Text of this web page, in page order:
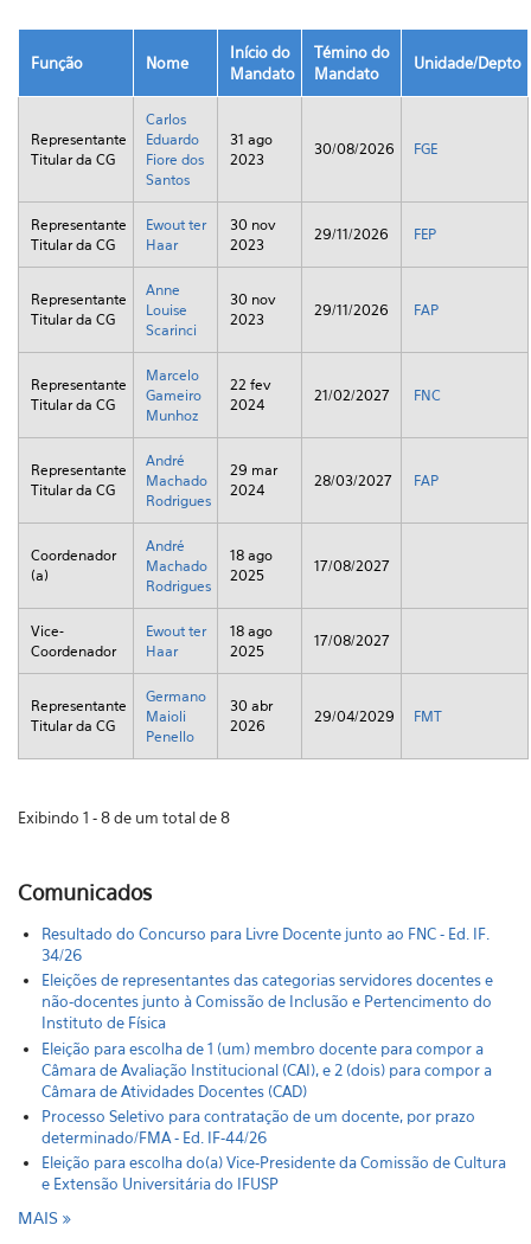
Função Nome
Início do
Mandato
Témino do
Mandato
Unidade/Depto
Representante
Titular da CG
Carlos
Eduardo
Fiore dos
Santos
31 ago
2023
30/08/2026 FGE
Representante
Titular da CG
Ewout ter
Haar
30 nov
2023
29/11/2026 FEP
Representante
Titular da CG
Anne
Louise
Scarinci
30 nov
2023
29/11/2026 FAP
Representante
Titular da CG
Marcelo
Gameiro
Munhoz
22 fev
2024
21/02/2027 FNC
Representante
Titular da CG
André
Machado
Rodrigues
29 mar
2024
28/03/2027 FAP
Coordenador
(a)
André
Machado
Rodrigues
18 ago
2025
17/08/2027
Vice-
Coordenador
Ewout ter
Haar
18 ago
2025
17/08/2027
Representante
Titular da CG
Germano
Maioli
Penello
30 abr
2026
29/04/2029 FMT
Exibindo 1 - 8 de um total de 8
Comunicados
Resultado do Concurso para Livre Docente junto ao FNC - Ed. IF.
34/26
Eleições de representantes das categorias servidores docentes e
não-docentes junto à Comissão de Inclusão e Pertencimento do
Instituto de Física
Eleição para escolha de 1 (um) membro docente para compor a
Câmara de Avaliação Institucional (CAI), e 2 (dois) para compor a
Câmara de Atividades Docentes (CAD)
Processo Seletivo para contratação de um docente, por prazo
determinado/FMA - Ed. IF-44/26
Eleição para escolha do(a) Vice-Presidente da Comissão de Cultura
e Extensão Universitária do IFUSP
MAIS